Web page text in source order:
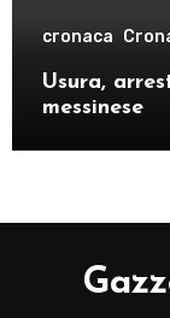
cronaca
Usura,
messinese